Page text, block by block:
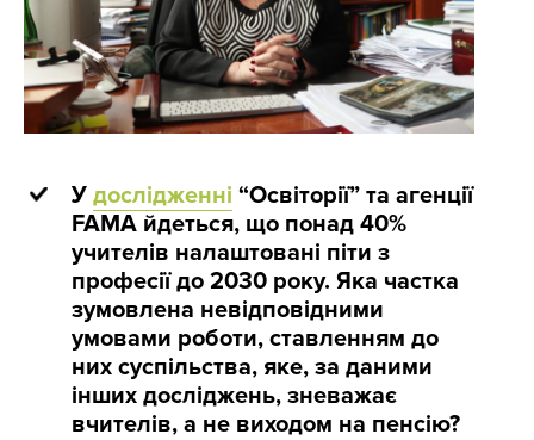
У дослідженні “Освіторії” та агенції
FAMA йдеться, що понад 40%
учителів налаштовані піти з
професії до 2030 року. Яка частка
зумовлена невідповідними
умовами роботи, ставленням до
них суспільства, яке, за даними
інших досліджень, зневажає
вчителів, а не виходом на пенсію?